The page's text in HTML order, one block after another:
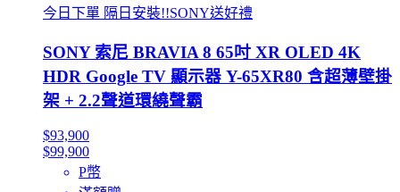
今日下單 隔日安裝!!SONY送好禮
SONY 索尼 BRAVIA 8 65吋 XR OLED 4K
HDR Google TV 顯示器 Y-65XR80 含超薄壁掛
架 + 2.2聲道環繞聲霸
$93,900
$99,900
P幣